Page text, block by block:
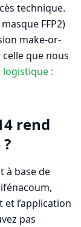
technique.
FFP2)
make-or-
que nous
:
rend
à base de
et l’application
pas